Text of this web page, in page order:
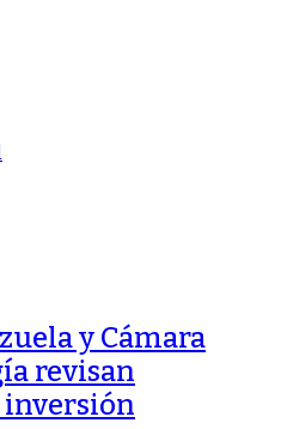
y Cámara
revisan